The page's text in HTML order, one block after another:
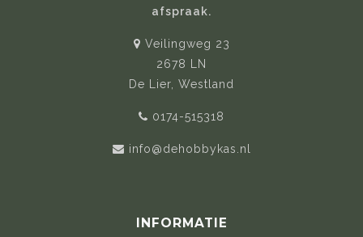
afspraak.
Veilingweg 23
2678 LN
De Lier, Westland
0174-515318
info@dehobbykas.nl
INFORMATIE